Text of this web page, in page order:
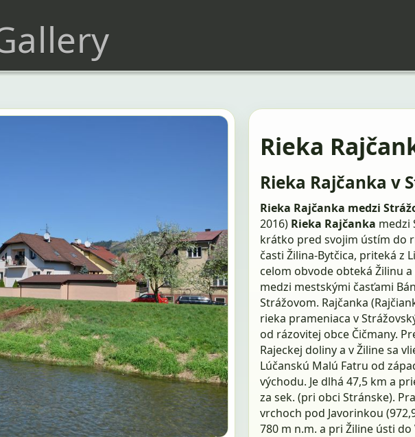
Rieka
Rieka Rajčanka v
Rieka Rajčanka medzi
2016) Rieka Rajčanka medzi
krátko pred svojim ústím do
časti Žilina-Bytčica, priteká z
celom obvode obteká Žilinu
medzi mestskými časťami
Strážovom. Rajčanka
rieka prameniaca v
od rázovitej obce Čičmany.
Rajeckej doliny a v Žiline sa
Lúčanskú Malú Fatru od
východu. Je dlhá 47,5 km a
za sek. (pri obci Stránske).
vrchoch pod Javorinkou
780 m n.m. a pri Žiline ústi do